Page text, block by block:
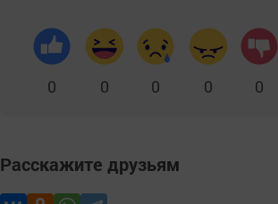
0 0 0 0 0
Расскажите друзьям